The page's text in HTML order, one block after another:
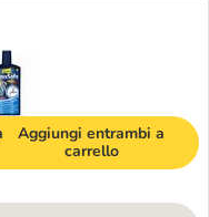
Aggiungi entrambi a
carrello